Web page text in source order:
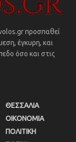
προσπαθεί
έγκυρη, και
όσο και στις
ΘΕΣΣΑΛΙΑ
ΟΙΚΟΝΟΜΙΑ
ΠΟΛΙΤΙΚΗ